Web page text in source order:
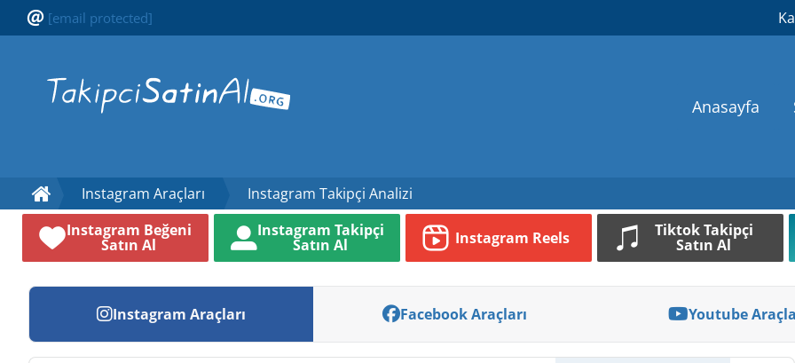
[email protected]
Anasayfa
Instagram Araçları
Instagram Takipçi Analizi
Instagram Beğeni
Satın Al
Instagram Takipçi
Satın Al Instagram Reels Tiktok Takipçi
Satın Al
Instagram Araçları Facebook Araçları Youtube